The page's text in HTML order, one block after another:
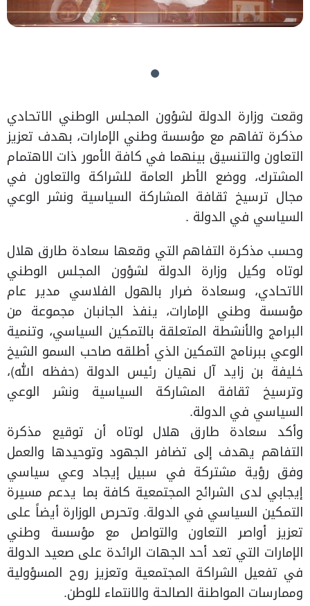
وقعت وزارة الدولة لشؤون المجلس الوطني الاتحادي
مذكرة تفاهم مع مؤسسة وطني الإمارات، بهدف تعزيز
التعاون والتنسيق بينهما في كافة الأمور ذات الاهتمام
المشترك، ووضع الأطر العامة للشراكة والتعاون في
مجال ترسيخ ثقافة المشاركة السياسية ونشر الوعي
السياسي في الدولة .
وحسب مذكرة التفاهم التي وقعها سعادة طارق هلال
لوتاه وكيل وزارة الدولة لشؤون المجلس الوطني
الاتحادي، وسعادة ضرار بالهول الفلاسي مدير عام
مؤسسة وطني الإمارات، ينفذ الجانبان مجموعة من
البرامج والأنشطة المتعلقة بالتمكين السياسي، وتنمية
الوعي ببرنامج التمكين الذي أطلقه صاحب السمو الشيخ
خليفة بن زايد آل نهيان رئيس الدولة (حفظه الله)،
وترسيخ ثقافة المشاركة السياسية ونشر الوعي
السياسي في الدولة.
وأكد سعادة طارق هلال لوتاه أن توقيع مذكرة
التفاهم يهدف إلى تضافر الجهود وتوحيدها والعمل
وفق رؤية مشتركة في سبيل إيجاد وعي سياسي
إيجابي لدى الشرائح المجتمعية كافة بما يدعم مسيرة
التمكين السياسي في الدولة. وتحرص الوزارة أيضاً على
تعزيز أواصر التعاون والتواصل مع مؤسسة وطني
الإمارات التي تعد أحد الجهات الرائدة على صعيد الدولة
في تفعيل الشراكة المجتمعية وتعزيز روح المسؤولية
وممارسات المواطنة الصالحة والانتماء للوطن.